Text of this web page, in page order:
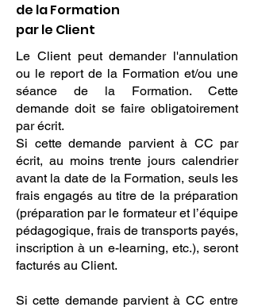
de la Formation
par le Client
Le Client peut demander l'annulation
ou le report de la Formation et/ou une
séance de la Formation. Cette
demande doit se faire obligatoirement
par écrit.
Si cette demande parvient à CC par
écrit, au moins trente jours calendrier
avant la date de la Formation, seuls les
frais engagés au titre de la préparation
(préparation par le formateur et l’équipe
pédagogique, frais de transports payés,
inscription à un e-learning, etc.), seront
facturés au Client.
Si cette demande parvient à CC entre